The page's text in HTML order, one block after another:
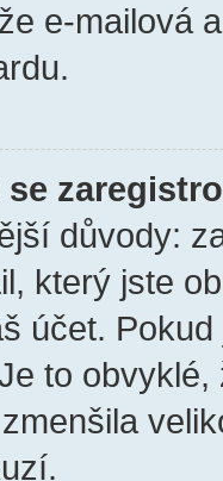
e-mailová
důvody:
který jste
účet.
to